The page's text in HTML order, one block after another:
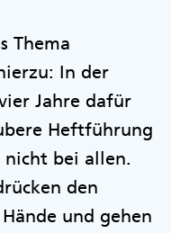
Thema
In der
Jahre dafür
Heftführung
bei allen.
den
und gehen